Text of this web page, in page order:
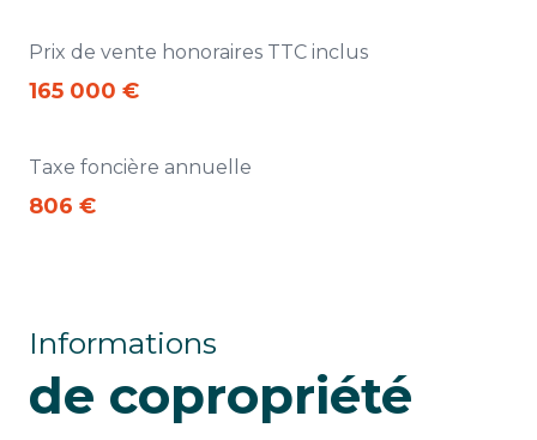
Prix de vente honoraires TTC inclus
165 000 €
Taxe foncière annuelle
806 €
Informations
de copropriété